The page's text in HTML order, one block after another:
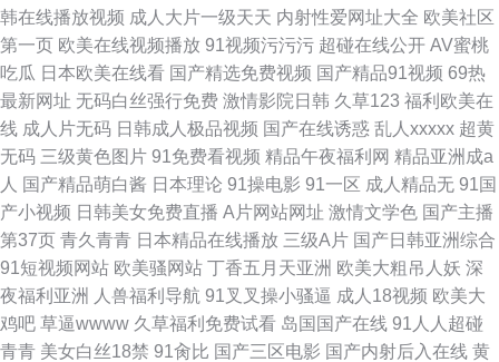
韩在线播放视频 成人大片一级天天 内射性爱网址大全 欧美社区
第一页 欧美在线视频播放 91视频污污污 超碰在线公开 AV蜜桃
吃瓜 日本欧美在线看 国产精选免费视频 国产精品91视频 69热
最新网址 无码白丝强行免费 激情影院日韩 久草123 福利欧美在
线 成人片无码 日韩成人极品视频 国产在线诱惑 乱人xxxxx 超黄
无码 三级黄色图片 91免费看视频 精品午夜福利网 精品亚洲成a
人 国产精品萌白酱 日本理论 91操电影 91一区 成人精品无 91国
产小视频 日韩美女免费直播 A片网站网址 激情文学色 国产主播
第37页 青久青青 日本精品在线播放 三级A片 国产日韩亚洲综合
91短视频网站 欧美骚网站 丁香五月天亚洲 欧美大粗吊人妖 深
夜福利亚洲
人兽福利导航 91叉叉操小骚逼 成人18视频 欧美大
鸡吧 草逼wwww 久草福利免费试看 岛国国产在线 91人人超碰
青青 美女白丝18禁 91肏比 国产三区电影 国产内射后入在线 黄